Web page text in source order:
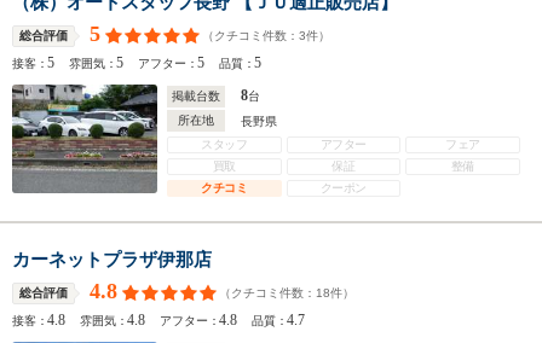
総合評価 5 （クチコミ件数： 3件）
接客：5 雰囲気：5 アフター：5 品質：5
掲載台数 8台
所在地
長野県
スタッフ
アフター
フェア
買取
保証
整備
クチコミ
クーポン
カーネットプラザ伊那店
総合評価 4.8 （クチコミ件数： 18件）
接客：4.8 雰囲気：4.8 アフター：4.8 品質：4.7